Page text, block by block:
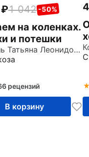
1 042 -50%
на коленках.
и потешки
Коваль Татьяна Леонидовна
рецензий
В корзину